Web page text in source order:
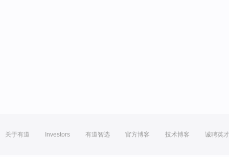
关于有道 Investors 有道智选 官方博客 技术博客 诚聘英才